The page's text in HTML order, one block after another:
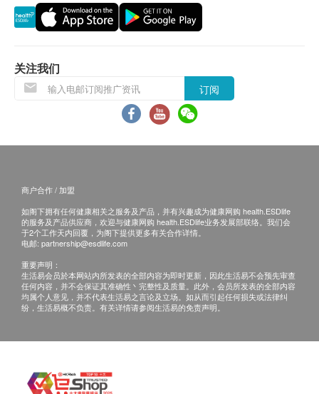
关注我们
订阅
商户合作 / 加盟
如阁下拥有任何健康相关之服务及产品，并有兴趣成为健康网购 health.ESDlife
的服务及产品供应商，欢迎与健康网购 health.ESDlife业务发展部联络。我们会
于2个工作天内回覆，为阁下提供更多有关合作详情。
电邮: partnership@esdlife.com
重要声明：
生活易会员於本网站内所发表的全部内容为即时更新，因此生活易不会预先审查
任何内容，并不会保证其准确性丶完整性及质量。此外，会员所发表的全部内容
均属个人意见，并不代表生活易之言论及立场。如从而引起任何损失或法律纠
纷，生活易概不负责。有关详情请参阅生活易的免责声明。